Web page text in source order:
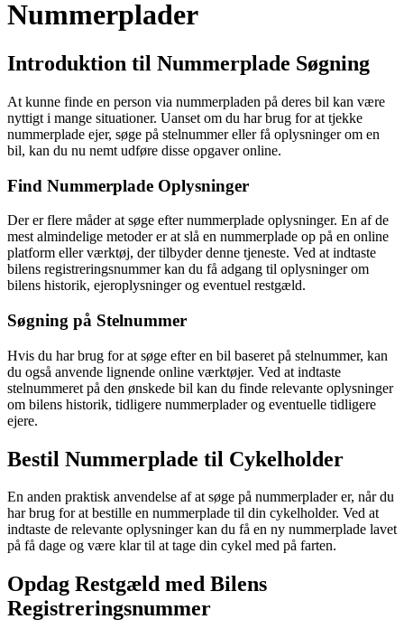
Nummerplader
Introduktion til Nummerplade Søgning
At kunne finde en person via nummerpladen på deres bil kan være
nyttigt i mange situationer. Uanset om du har brug for at tjekke
nummerplade ejer, søge på stelnummer eller få oplysninger om en
bil, kan du nu nemt udføre disse opgaver online.
Find Nummerplade Oplysninger
Der er flere måder at søge efter nummerplade oplysninger. En af de
mest almindelige metoder er at slå en nummerplade op på en online
platform eller værktøj, der tilbyder denne tjeneste. Ved at indtaste
bilens registreringsnummer kan du få adgang til oplysninger om
bilens historik, ejeroplysninger og eventuel restgæld.
Søgning på Stelnummer
Hvis du har brug for at søge efter en bil baseret på stelnummer, kan
du også anvende lignende online værktøjer. Ved at indtaste
stelnummeret på den ønskede bil kan du finde relevante oplysninger
om bilens historik, tidligere nummerplader og eventuelle tidligere
ejere.
Bestil Nummerplade til Cykelholder
En anden praktisk anvendelse af at søge på nummerplader er, når du
har brug for at bestille en nummerplade til din cykelholder. Ved at
indtaste de relevante oplysninger kan du få en ny nummerplade lavet
på få dage og være klar til at tage din cykel med på farten.
Opdag Restgæld med Bilens
Registreringsnummer